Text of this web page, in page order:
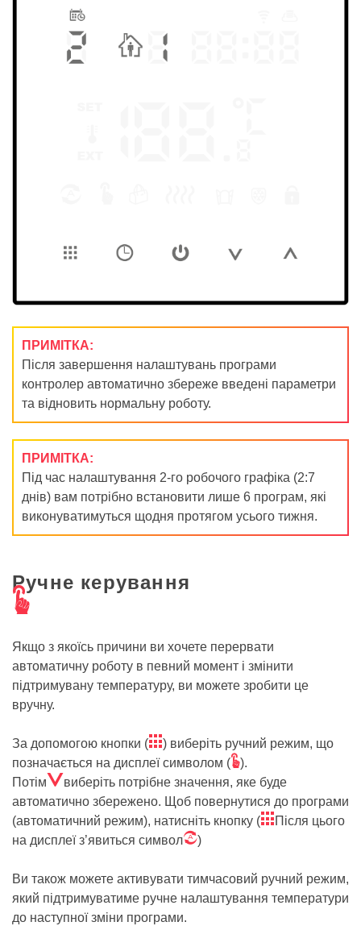
ПРИМІТКА:
Після завершення налаштувань програми
контролер автоматично збереже введені параметри
та відновить нормальну роботу.
ПРИМІТКА:
Під час налаштування 2-го робочого графіка (2:7
днів) вам потрібно встановити лише 6 програм, які
виконуватимуться щодня протягом усього тижня.
Ручне керування
Ö
Якщо з якоїсь причини ви хочете перервати
автоматичну роботу в певний момент і змінити
підтримувану температуру, ви можете зробити це
вручну.
За допомогою кнопки (ë) виберіть ручний режим, що
позначається на дисплеї символом (Ö).
ПотімÁвиберіть потрібне значення, яке буде
автоматично збережено. Щоб повернутися до програми
(автоматичний режим), натисніть кнопку (ëПісля цього
на дисплеї з’явиться символÜ)
Ви також можете активувати тимчасовий ручний режим,
який підтримуватиме ручне налаштування температури
до наступної зміни програми.